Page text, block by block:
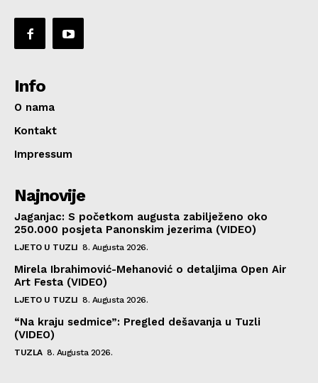
Info
O nama
Kontakt
Impressum
Najnovije
Jaganjac: S početkom augusta zabilježeno oko
250.000 posjeta Panonskim jezerima (VIDEO)
LJETO U TUZLI 8. Augusta 2026.
Mirela Ibrahimović-Mehanović o detaljima Open Air
Art Festa (VIDEO)
LJETO U TUZLI 8. Augusta 2026.
“Na kraju sedmice”: Pregled dešavanja u Tuzli
(VIDEO)
TUZLA 8. Augusta 2026.